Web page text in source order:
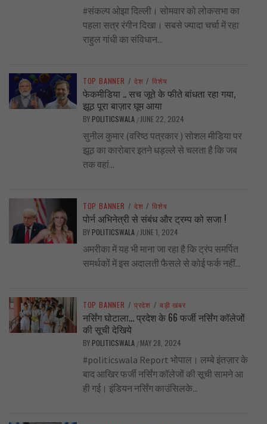
#संकल्प ओझा दिल्ली। सोमवार को लोकसभा का
पहला सत्र रंगीन दिखा। सबसे ज्यादा चर्चा में रहा
राहुल गांधी का संविधान...
TOP BANNER / देश / विशेष
फेकमीडिया .. सच जूते के फीते बांधता रहा गया,
झूठ पूरा बाज़ार घूम आया
BY POLITICSWALA / JUNE 22, 2024
सुनील कुमार (वरिष्ठ पत्रकार ) सोशल मीडिया पर
झूठ का कारोबार इतने धड़ल्ले से चलता है कि जब
तक वहां...
TOP BANNER / देश / विशेष
पोर्न अभिनेत्री से संबंध और ट्रम्प को सजा !
BY POLITICSWALA / JUNE 1, 2024
अमरीका में यह भी माना जा रहा है कि ट्रंप समर्पित
समर्थकों में इस अदालती फैसले से कोई फर्क नहीं...
TOP BANNER / प्रदेश / बड़ी खबर
नर्सिंग घोटाला… प्रदेश के 66 फर्जी नर्सिंग कॉलेजों
की सूची देखिये
BY POLITICSWALA / MAY 28, 2024
#politicswala Report भोपाल। लम्बे इंतज़ार के
बाद आखिर फर्जी नर्सिंग कॉलेजों की सूची सामने आ
ही गई। इंडियन नर्सिंग काउंसिलके...